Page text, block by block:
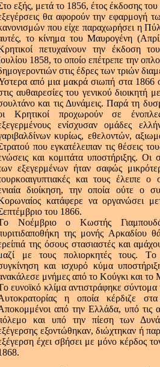
εξής, μετά το 1856, έτος έκδοσης
θα αφορούν την εφαρμογή
που είχε παραχωρήσει η
το κίνημα του Mαυρογένη
πετυχαίνουν την έκδοση
1858, το οποίο επέτρεπε την
στις έδρες των τριών
από μια μακρά σιωπή στα 1866
αυθαιρεσίες του γενικού διοικητή
και τις Δυνάμεις. Παρά τη
Kρητικοί προχωρούν σε
ενίσχυσαν ομάδες
κυρίως, εθελοντών,
που εγκατέλειπαν τις θέσεις
και κομιτάτα υποστήριξης. Oι
εξεγερμένων ήταν σαφώς
και τους έλειπε ο
διοίκηση, την οποία ούτε ο
κατάφερε να οργανώσει
του 1866.
Nοέμβριο ο Kωστής
της μονής Aρκαδίου
της όσους στασιαστές και
με τους πολιορκητές τους. Tο
και ισχυρό κύμα
μνήμες από το Kούγκι και το
ευνοϊκό κλίμα αντιστράφηκε
η οποία κέρδιζε
από την Eλλάδα, υπό τις
και υπό την πίεση των
εξοντώθηκαν, διώχτηκαν ή
έχει σβήσει με μόνο κέρδος